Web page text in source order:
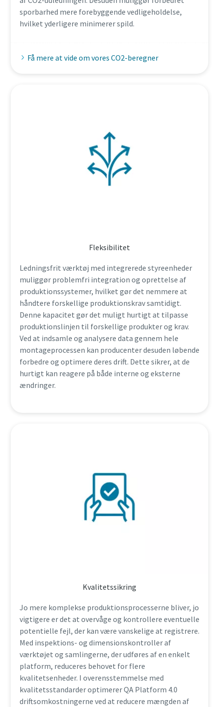
sporbarhed mere forebyggende vedligeholdelse,
hvilket yderligere minimerer spild.
Få mere at vide om vores CO2-beregner
Fleksibilitet
Ledningsfrit værktøj med integrerede styreenheder
muliggør problemfri integration og oprettelse af
produktionssystemer, hvilket gør det nemmere at
håndtere forskellige produktionskrav samtidigt.
Denne kapacitet gør det muligt hurtigt at tilpasse
produktionslinjen til forskellige produkter og krav.
Ved at indsamle og analysere data gennem hele
montageprocessen kan producenter desuden løbende
forbedre og optimere deres drift. Dette sikrer, at de
hurtigt kan reagere på både interne og eksterne
ændringer.
Kvalitetssikring
Jo mere komplekse produktionsprocesserne bliver, jo
vigtigere er det at overvåge og kontrollere eventuelle
potentielle fejl, der kan være vanskelige at registrere.
Med inspektions- og dimensionskontroller af
værktøjet og samlingerne, der udføres af en enkelt
platform, reduceres behovet for flere
kvalitetsenheder. I overensstemmelse med
kvalitetsstandarder optimerer QA Platform 4.0
driftsomkostningerne ved at reducere mængden af